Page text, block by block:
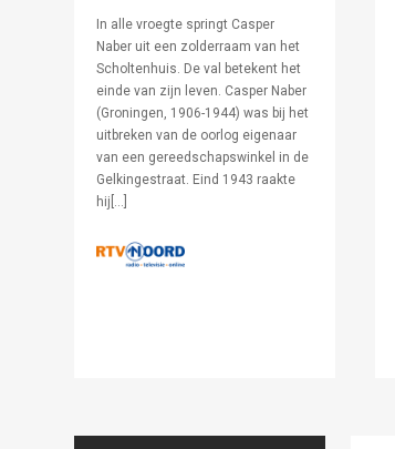
In alle vroegte springt Casper
Naber uit een zolderraam van het
Scholtenhuis. De val betekent het
einde van zijn leven. Casper Naber
(Groningen, 1906-1944) was bij het
uitbreken van de oorlog eigenaar
van een gereedschapswinkel in de
Gelkingestraat. Eind 1943 raakte
hij[…]